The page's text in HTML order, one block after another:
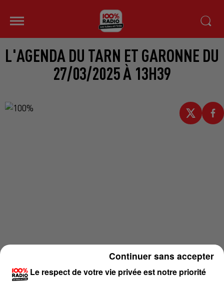
L'AGENDA DU TARN ET GARONNE DU
27/03/2025 À 13H39
Le respect de votre vie privée est notre priorité
Continuer sans accepter